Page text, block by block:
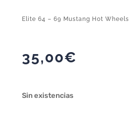
Elite 64 – 69 Mustang Hot
35,00€
Sin existencias